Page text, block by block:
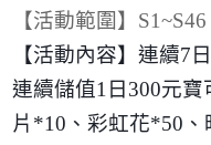
【活動範圍】 S1~S46
【活動內容】連續7
連續儲值1 日 300元寶
片 *10 、彩虹花*50